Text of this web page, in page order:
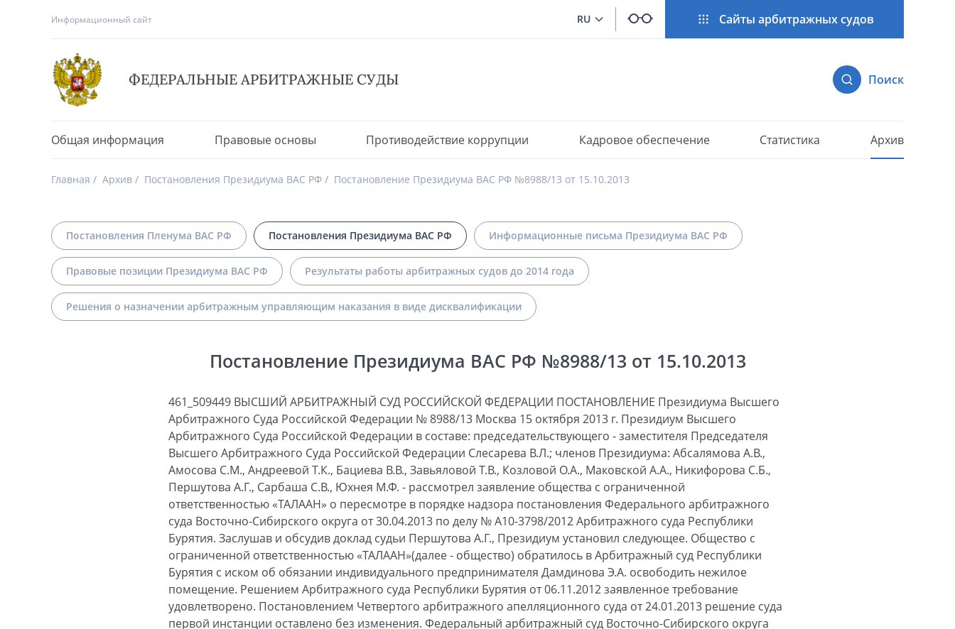
Информационный сайт RU Сайты арбитражных судов
ФЕДЕРАЛЬНЫЕ АРБИТРАЖНЫЕ СУДЫ Поиск
Общая информация Правовые основы Противодействие коррупции Кадровое обеспечение Статистика Архив
Главная Архив Постановления Президиума ВАС РФ Постановление Президиума ВАС РФ №8988/13 от 15.10.2013
Постановления Пленума ВАС РФ Постановления Президиума ВАС РФ Информационные письма Президиума ВАС РФ
Правовые позиции Президиума ВАС РФ Результаты работы арбитражных судов до 2014 года
Решения о назначении арбитражным управляющим наказания в виде дисквалификации
Постановление Президиума ВАС РФ №8988/13 от 15.10.2013
461_509449 ВЫСШИЙ АРБИТРАЖНЫЙ СУД РОССИЙСКОЙ ФЕДЕРАЦИИ ПОСТАНОВЛЕНИЕ Президиума Высшего
Арбитражного Суда Российской Федерации № 8988/13 Москва 15 октября 2013 г. Президиум Высшего
Арбитражного Суда Российской Федерации в составе: председательствующего - заместителя Председателя
Высшего Арбитражного Суда Российской Федерации Слесарева В.Л.; членов Президиума: Абсалямова А.В.,
Амосова С.М., Андреевой Т.К., Бациева В.В., Завьяловой Т.В., Козловой О.А., Маковской А.А., Никифорова С.Б.,
Першутова А.Г., Сарбаша С.В., Юхнея М.Ф. - рассмотрел заявление общества с ограниченной
ответственностью «ТАЛААН» о пересмотре в порядке надзора постановления Федерального арбитражного
суда Восточно-Сибирского округа от 30.04.2013 по делу № А10-3798/2012 Арбитражного суда Республики
Бурятия. Заслушав и обсудив доклад судьи Першутова А.Г., Президиум установил следующее. Общество с
ограниченной ответственностью «ТАЛААН»(далее - общество) обратилось в Арбитражный суд Республики
Бурятия с иском об обязании индивидуального предпринимателя Дамдинова Э.А. освободить нежилое
помещение. Решением Арбитражного суда Республики Бурятия от 06.11.2012 заявленное требование
удовлетворено. Постановлением Четвертого арбитражного апелляционного суда от 24.01.2013 решение суда
первой инстанции оставлено без изменения. Федеральный арбитражный суд Восточно-Сибирского округа